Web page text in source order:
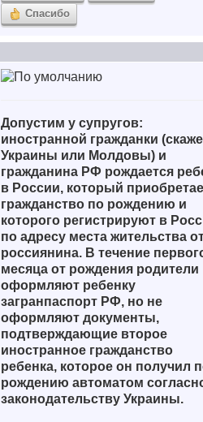
Спасибо
Допустим у супругов:
иностранной гражданки
Украины или Молдовы) и
гражданина РФ рождается
в России, который
гражданство по рождению и
которого регистрируют в
по адресу места жительства
россиянина. В течение
месяца от рождения родители
оформляют ребенку
загранпаспорт РФ, но не
оформляют документы,
подтверждающие второе
иностранное гражданство
ребенка, которое он получил
рождению автоматом
законодательству Украины.